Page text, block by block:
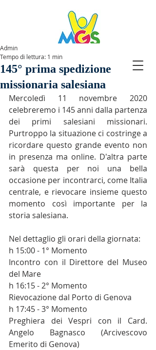
SPAZIOMGS
145° prima spedizione
missionaria salesiana
Admin
Tempo di lettura: 1 min
Mercoledì 11 novembre 2020
celebreremo i 145 anni dalla partenza
dei primi salesiani missionari.
Purtroppo la situazione ci costringe a
ricordare questo grande evento non
in presenza ma online. D'altra parte
sarà questa per noi una bella
occasione per incontrarci, come Italia
centrale, e rievocare insieme questo
momento così importante per la
storia salesiana.
Nel dettaglio gli orari della giornata:
h 15:00 - 1° Momento
Incontro con il Direttore del Museo
del Mare
h 16:15 - 2° Momento
Rievocazione dal Porto di Genova
h 17:45 - 3° Momento
Preghiera dei Vespri con il Card.
Angelo Bagnasco (Arcivescovo
Emerito di Genova)